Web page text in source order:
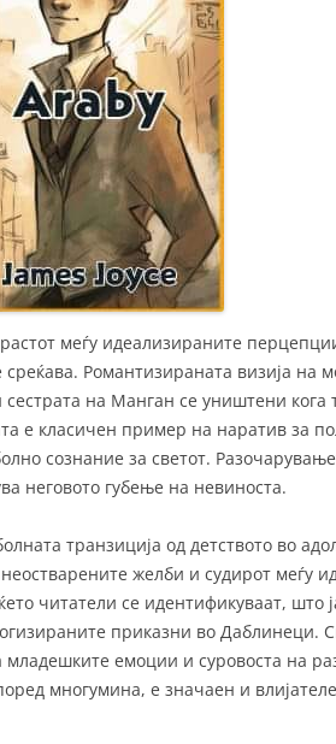
меѓу идеализираните
среќава. Романтизираната визија на
на Манган се уништени кога
е класичен пример на наратив за
сознание за светот.
неговото губење на невиноста.
транзиција од детството во
желби и судирот меѓу
читатели се идентификуваат, што
приказни во Даблинеци.
младешките емоции и суровоста на
многумина, е значаен и